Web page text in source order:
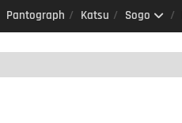
Pantograph Katsu Sogo